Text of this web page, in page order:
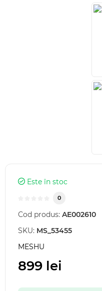
Este în stoc
0
Cod produs: AE002610
SKU: MS_53455
MESHU
899 lei